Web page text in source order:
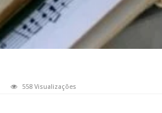
558 Visualizações